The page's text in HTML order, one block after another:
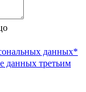
данных*
данных третьим